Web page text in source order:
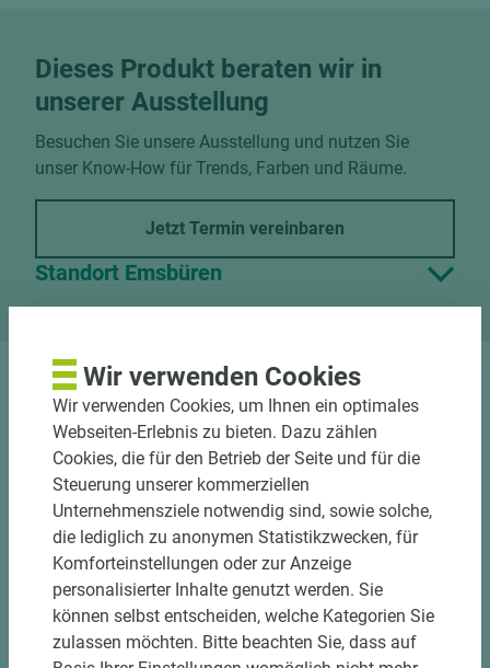
Dieses Produkt beraten wir in
unserer Ausstellung
Besuchen Sie unsere Ausstellung und nutzen Sie
unser Know-How für Trends, Farben und Räume.
Jetzt Termin vereinbaren
Standort Emsbüren
DOWNLOADS
Nutzen Sie unseren
Zuschnittservice
Bekantungsfähiger Fixmaßzuschnitt maßhaltig
und winkelgenau
Hohe und präzise Leistung durch
Wir verwenden Cookies
Wir verwenden Cookies, um Ihnen ein optimales
Webseiten-Erlebnis zu bieten. Dazu zählen
Cookies, die für den Betrieb der Seite und für die
Steuerung unserer kommerziellen
Unternehmensziele notwendig sind, sowie solche,
die lediglich zu anonymen Statistikzwecken, für
Komforteinstellungen oder zur Anzeige
personalisierter Inhalte genutzt werden. Sie
können selbst entscheiden, welche Kategorien Sie
zulassen möchten. Bitte beachten Sie, dass auf